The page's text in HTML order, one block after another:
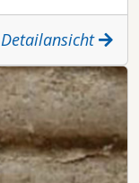
Detailansicht